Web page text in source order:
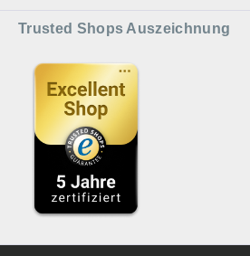
Trusted Shops Auszeichnung